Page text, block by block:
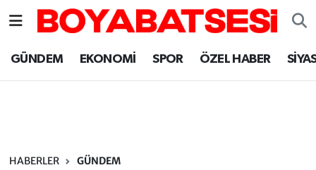
GÜNDEM EKONOMİ SPOR ÖZEL HABER
HABERLER GÜNDEM
Sinop Nöbetçi Eczaneler
Sinop Trafik Yoğunluk Haritası